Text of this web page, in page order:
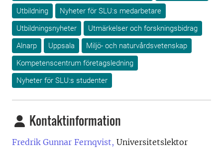
Utbildning
Nyheter för SLU:s medarbetare
Utbildningsnyheter
Utmärkelser och forskningsbidrag
Alnarp
Uppsala
Miljö- och naturvårdsvetenskap
Kompetenscentrum företagsledning
Nyheter för SLU:s studenter
Kontaktinformation
Fredrik Gunnar Fernqvist, Universitetslektor